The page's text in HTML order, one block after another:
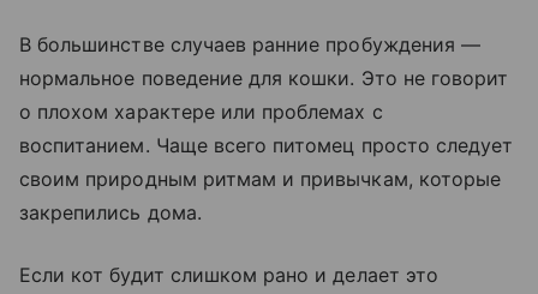
В большинстве случаев ранние пробуждения —
нормальное поведение для кошки. Это не говорит
о плохом характере или проблемах с
воспитанием. Чаще всего питомец просто следует
своим природным ритмам и привычкам, которые
закрепились дома.
Если кот будит слишком рано и делает это